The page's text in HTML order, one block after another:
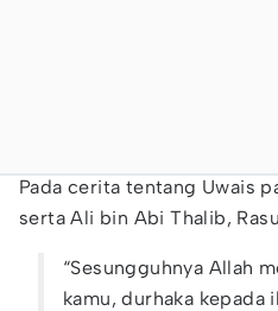
Pada cerita tentang Uwais
serta Ali bin Abi Thalib,
“Sesungguhnya Allah
kamu, durhaka kepada